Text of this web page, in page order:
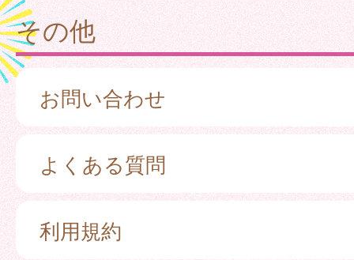
その他
お問い合わせ
よくある質問
利用規約